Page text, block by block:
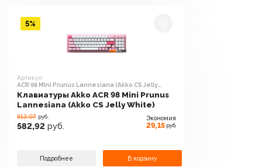
Артикул:
ACR 98 Mini Prunus Lannesiana (Akko CS Jelly
White)
Клавиатуры Akko ACR 98 Mini Prunus
Lannesiana (Akko CS Jelly White)
612.07 руб.
582,92 руб.
Экономия
29,15 руб.
Подробнее В корзину
5%